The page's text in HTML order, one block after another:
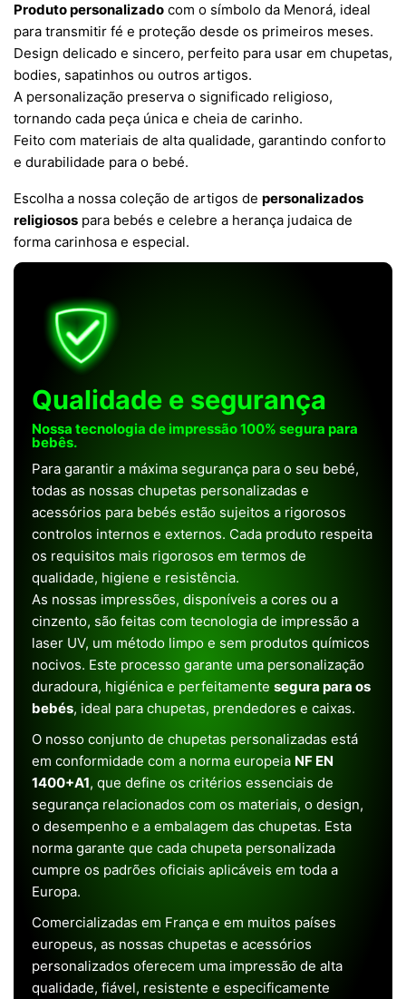
Produto personalizado com o símbolo da Menorá, ideal
para transmitir fé e proteção desde os primeiros meses.
Design delicado e sincero, perfeito para usar em chupetas,
bodies, sapatinhos ou outros artigos.
A personalização preserva o significado religioso,
tornando cada peça única e cheia de carinho.
Feito com materiais de alta qualidade, garantindo conforto
e durabilidade para o bebé.
Escolha a nossa coleção de artigos de personalizados
religiosos para bebés e celebre a herança judaica de
forma carinhosa e especial.
Qualidade e segurança
Nossa tecnologia de impressão 100% segura para
bebês.
Para garantir a máxima segurança para o seu bebé,
todas as nossas chupetas personalizadas e
acessórios para bebés estão sujeitos a rigorosos
controlos internos e externos. Cada produto respeita
os requisitos mais rigorosos em termos de
qualidade, higiene e resistência.
As nossas impressões, disponíveis a cores ou a
cinzento, são feitas com tecnologia de impressão a
laser UV, um método limpo e sem produtos químicos
nocivos. Este processo garante uma personalização
duradoura, higiénica e perfeitamente segura para os
bebés, ideal para chupetas, prendedores e caixas.
O nosso conjunto de chupetas personalizadas está
em conformidade com a norma europeia NF EN
1400+A1, que define os critérios essenciais de
segurança relacionados com os materiais, o design,
o desempenho e a embalagem das chupetas. Esta
norma garante que cada chupeta personalizada
cumpre os padrões oficiais aplicáveis em toda a
Europa.
Comercializadas em França e em muitos países
europeus, as nossas chupetas e acessórios
personalizados oferecem uma impressão de alta
qualidade, fiável, resistente e especificamente